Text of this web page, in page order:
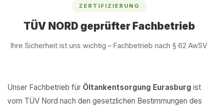
ZERTIFIZIERUNG
TÜV NORD geprüfter Fachbetrieb
Ihre Sicherheit ist uns wichtig – Fachbetrieb nach § 62 AwSV
Unser Fachbetrieb für Öltankentsorgung Eurasburg ist
vom TÜV Nord nach den gesetzlichen Bestimmungen des